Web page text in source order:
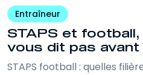
Entraîneur
STAPS et football,
vous dit pas avant
STAPS football : quelles